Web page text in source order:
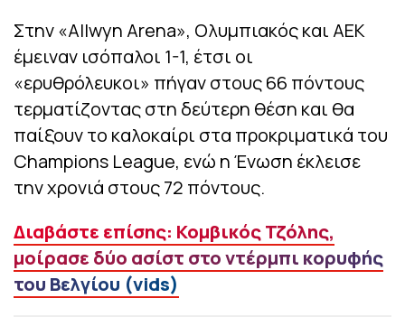
Στην «Αllwyn Arena», Ολυμπιακός και ΑΕΚ
έμειναν ισόπαλοι 1-1, έτσι οι
«ερυθρόλευκοι» πήγαν στους 66 πόντους
τερματίζοντας στη δεύτερη θέση και θα
παίξουν το καλοκαίρι στα προκριματικά του
Champions League, ενώ η Ένωση έκλεισε
την χρονιά στους 72 πόντους.
Διαβάστε επίσης: Κομβικός Τζόλης,
μοίρασε δύο ασίστ στο ντέρμπι κορυφής
του Βελγίου (vids)